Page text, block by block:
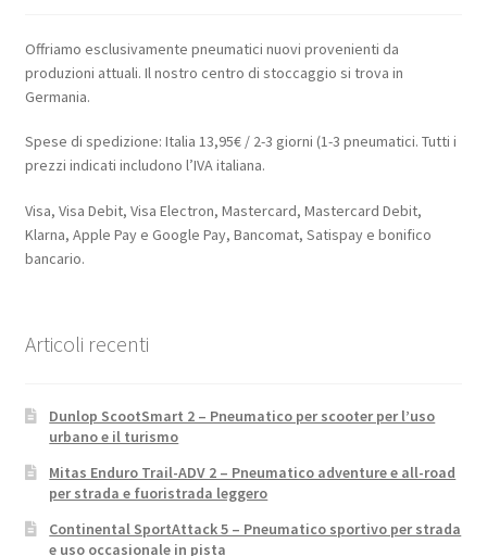
Offriamo esclusivamente pneumatici nuovi provenienti da
produzioni attuali. Il nostro centro di stoccaggio si trova in
Germania.
Spese di spedizione: Italia 13,95€ / 2-3 giorni (1-3 pneumatici. Tutti i
prezzi indicati includono l’IVA italiana.
Visa, Visa Debit, Visa Electron, Mastercard, Mastercard Debit,
Klarna, Apple Pay e Google Pay, Bancomat, Satispay e bonifico
bancario.
Articoli recenti
Dunlop ScootSmart 2 – Pneumatico per scooter per l’uso
urbano e il turismo
Mitas Enduro Trail-ADV 2 – Pneumatico adventure e all-road
per strada e fuoristrada leggero
Continental SportAttack 5 – Pneumatico sportivo per strada
e uso occasionale in pista